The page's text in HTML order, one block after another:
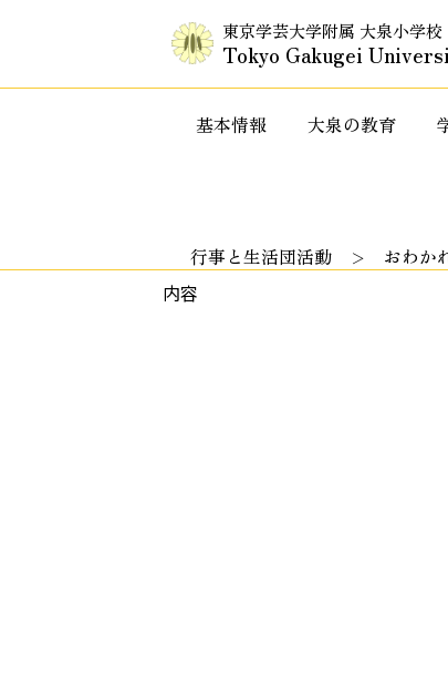
東京学芸大学附属 大泉小学校
Tokyo Gakugei
基本情報 大泉の教育
行事と生活団活動
おわか
内容